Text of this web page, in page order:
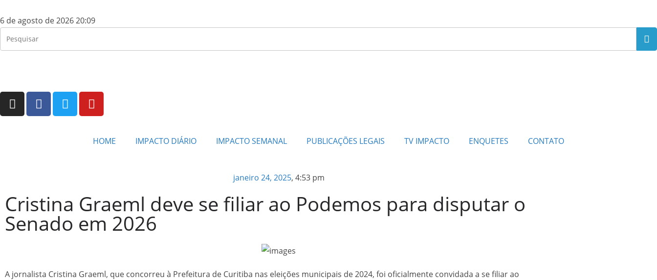
6 de agosto de 2026 20:09
HOME IMPACTO DIÁRIO IMPACTO SEMANAL PUBLICAÇÕES LEGAIS TV IMPACTO ENQUETES CONTATO
janeiro 24, 2025, 4:53 pm
Cristina Graeml deve se filiar ao Podemos para disputar o
Senado em 2026
A jornalista Cristina Graeml, que concorreu à Prefeitura de Curitiba nas eleições municipais de 2024, foi oficialmente convidada a se filiar ao